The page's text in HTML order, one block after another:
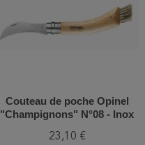
Couteau de poche Opinel
"Champignons" N°08 - Inox
23,10 €